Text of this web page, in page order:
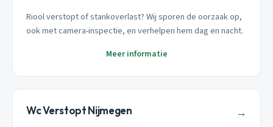
Riool verstopt of stankoverlast? Wij sporen de oorzaak op,
ook met camera-inspectie, en verhelpen hem dag en nacht.
Meer informatie
Wc Verstopt Nijmegen →